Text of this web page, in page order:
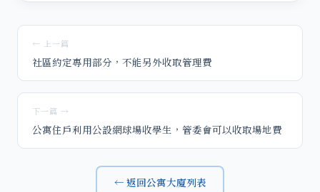
← 上一篇
社區約定專用部分，不能另外收取管理費
下一篇 →
公寓住戶利用公設網球場收學生，管委會可以收取場地費
← 返回公寓大廈列表